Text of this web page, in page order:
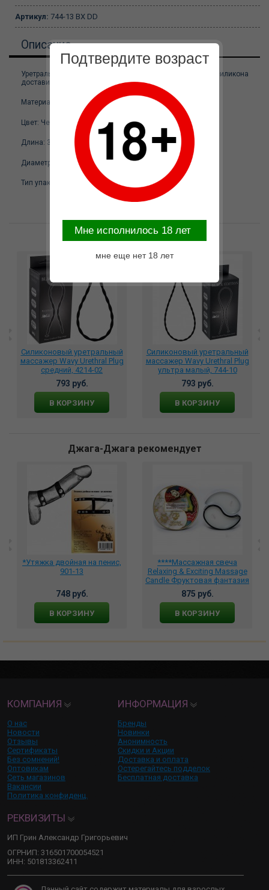
Артикул: 744-13 BX DD
Описание
Уретральный расширитель из нежного медицинского силикона
доставит удовольствие вам и вашему партнеру!
Материал: Силикон
Цвет: Черный
Длина: 30 см.
Диаметр: 0,6 см.
Тип упаковки: Блистер
Силиконовый уретральный
массажер Wavy Urethral Plug
средний, 4214-02
793 руб.
В КОРЗИНУ
Силиконовый уретральный
массажер Wavy Urethral Plug
ультра малый, 744-10
793 руб.
В КОРЗИНУ
Джага-Джага рекомендует
*Утяжка двойная на пенис,
901-13
748 руб.
В КОРЗИНУ
****Массажная свеча
Relaxing & Exciting Massage
Candle Фруктовая фантазия
30 мл., BMN-0077
875 руб.
В КОРЗИНУ
КОМПАНИЯ
О нас
Новости
Отзывы
Сертификаты
Без сомнений!
Оптовикам
Сеть магазинов
Вакансии
Политика конфиденц.
ИНФОРМАЦИЯ
Бренды
Новинки
Анонимность
Скидки и Акции
Доставка и оплата
Остерегайтесь подделок
Бесплатная доставка
РЕКВИЗИТЫ
ИП Грин Александр Григорьевич
ОГРНИП: 316501700054521
ИНН: 501813362411
Подтвердите возраст
Mне исполнилось 18 лет
мне еще нет 18 лет